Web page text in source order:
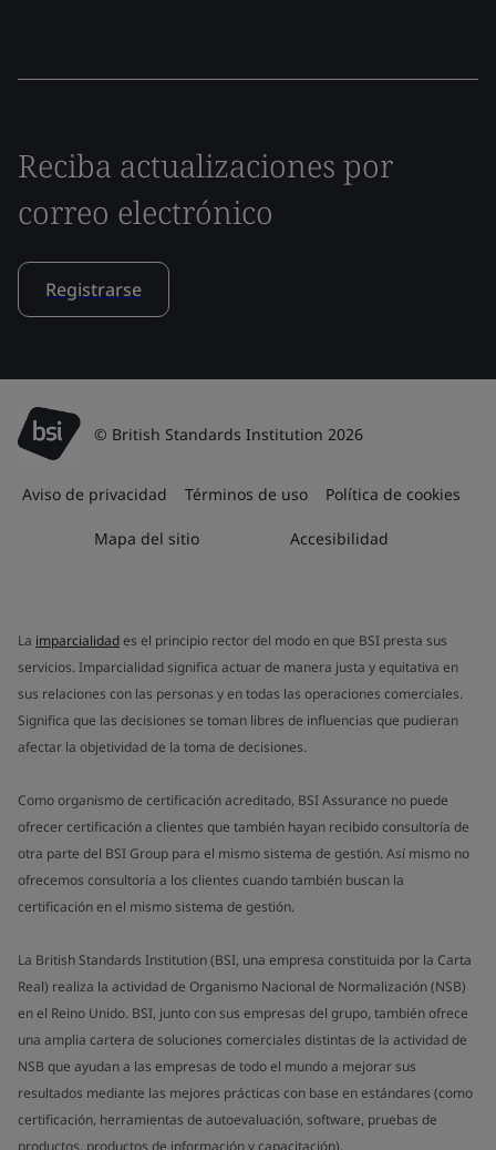
Reciba actualizaciones por
correo electrónico
Registrarse
© British Standards Institution 2026
Aviso de privacidad Términos de uso Política de cookies
Mapa del sitio Accesibilidad
La imparcialidades el principio rector del modo en que BSI presta sus
servicios. Imparcialidad significa actuar de manera justa y equitativa en
sus relaciones con las personas y en todas las operaciones comerciales.
Significa que las decisiones se toman libres de influencias que pudieran
afectar la objetividad de la toma de decisiones.
Como organismo de certificación acreditado, BSI Assurance no puede
ofrecer certificación a clientes que también hayan recibido consultoría de
otra parte del BSI Group para el mismo sistema de gestión. Así mismo no
ofrecemos consultoría a los clientes cuando también buscan la
certificación en el mismo sistema de gestión.
La British Standards Institution (BSI, una empresa constituida por la Carta
Real) realiza la actividad de Organismo Nacional de Normalización (NSB)
en el Reino Unido. BSI, junto con sus empresas del grupo, también ofrece
una amplia cartera de soluciones comerciales distintas de la actividad de
NSB que ayudan a las empresas de todo el mundo a mejorar sus
resultados mediante las mejores prácticas con base en estándares (como
certificación, herramientas de autoevaluación, software, pruebas de
productos, productos de información y capacitación).